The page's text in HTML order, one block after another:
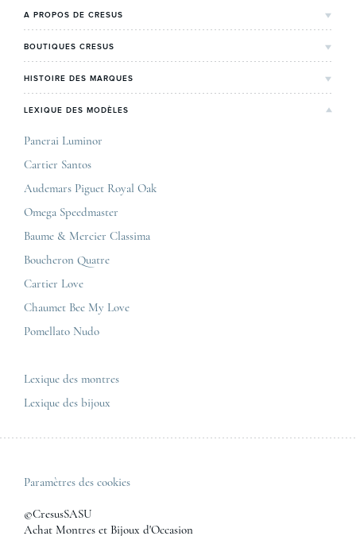
A PROPOS DE CRESUS
L'Histoire de Cresus
Notre expertise
On parle de nous
Carrières
Conditions générales de vente
Mentions légales
Politique de confidentialité
Plan du site
Nous contacter
BOUTIQUES CRESUS
Lyon
Corner Maty Nantes
Corner Maty Strasbourg
Corner Maty Toulouse
Corner Maty Besançon Kennedy
HISTOIRE DES MARQUES
Rolex
LEXIQUE DES MODÈLES
Panerai Luminor
Cartier Santos
Audemars Piguet Royal Oak
Omega Speedmaster
Baume & Mercier Classima
Boucheron Quatre
Cartier Love
Chaumet Bee My Love
Pomellato Nudo
Lexique des montres
Lexique des bijoux
Paramètres des cookies
©CresusSASU
Achat Montres et Bijoux d'Occasion